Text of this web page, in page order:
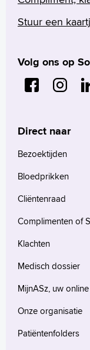
Stuur een
Volg ons op
Direct naar
Bezoektijden
Bloedprikken
Cliëntenraad
Complimenten of
Klachten
Medisch dossier
MijnASz, uw
Onze organisatie
Patiëntenfolders